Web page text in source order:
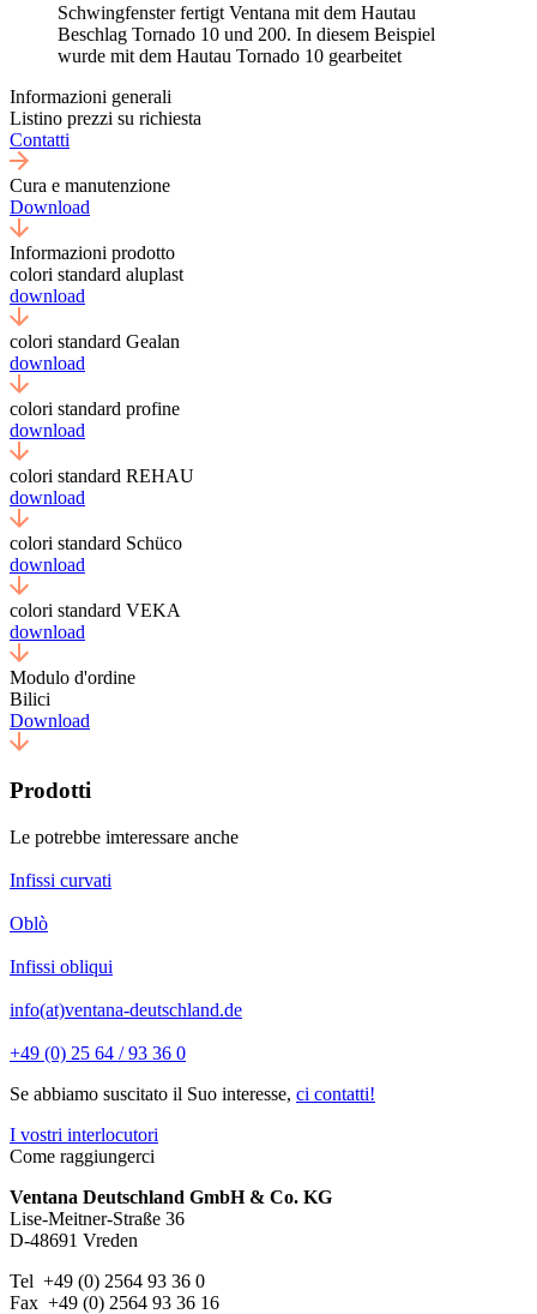
Schwingfenster fertigt Ventana mit dem Hautau
Beschlag Tornado 10 und 200. In diesem Beispiel
wurde mit dem Hautau Tornado 10 gearbeitet
Informazioni generali
Listino prezzi su richiesta
Contatti
Cura e manutenzione
Download
Informazioni prodotto
colori standard aluplast
download
colori standard Gealan
download
colori standard profine
download
colori standard REHAU
download
colori standard Schüco
download
colori standard VEKA
download
Modulo d'ordine
Bilici
Download
Prodotti
Le potrebbe imteressare anche
Infissi curvati
Oblò
Infissi obliqui
info(at)ventana-deutschland.de
+49 (0) 25 64 / 93 36 0
Se abbiamo suscitato il Suo interesse, ci contatti!
I vostri interlocutori
Come raggiungerci
Ventana Deutschland GmbH & Co. KG
Lise-Meitner-Straße 36
D-48691 Vreden
Tel +49 (0) 2564 93 36 0
Fax +49 (0) 2564 93 36 16